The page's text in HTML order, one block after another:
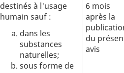
destinés à l'usage
humain sauf :
dans les
substances
naturelles;
sous forme de
6 mois
après la
du
avis